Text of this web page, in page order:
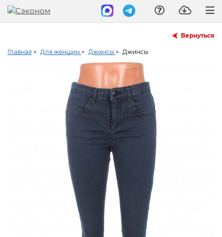
Вернуться
Главная > Для женщин > Джинсы > Джинсы